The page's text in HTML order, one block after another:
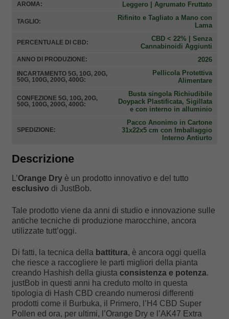
AROMA: Leggero | Agrumato Fruttato
TAGLIO:
Rifinito e Tagliato a Mano con
Lama
PERCENTUALE DI CBD:
CBD < 22% | Senza
Cannabinoidi Aggiunti
ANNO DI PRODUZIONE: 2026
INCARTAMENTO 5G, 10G, 20G,
50G, 100G, 200G, 400G:
Pellicola Protettiva
Alimentare
CONFEZIONE 5G, 10G, 20G,
50G, 100G, 200G, 400G:
Busta singola Richiudibile
Doypack Plastificata, Sigillata
e con interno in alluminio
SPEDIZIONE:
Pacco Anonimo in Cartone
31x22x5 cm con Imballaggio
Interno Antiurto
Descrizione
L’Orange Dry è un prodotto innovativo e del tutto
esclusivo di JustBob.
Tale prodotto viene da anni di studio e innovazione sulle
antiche tecniche di produzione marocchine, ancora
utilizzate tutt’oggi.
Di fatti, la tecnica della battitura, è ancora oggi quella
che riesce a raccogliere le parti migliori della pianta
creando Hashish della giusta consistenza e potenza.
justBob in questi anni ha creduto molto in questa
tipologia di Hash CBD creando numerosi differenti
prodotti come il Burbuka, il Primero, l’H4 CBD Super
Pollen ed ora, per ultimi, l’Orange Dry e l’AK47 Extra